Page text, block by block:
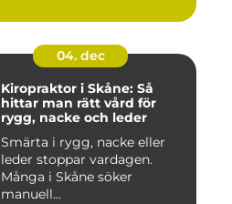
04. dec
Kiropraktor i Skåne: Så
hittar man rätt vård för
rygg, nacke och leder
Smärta i rygg, nacke eller
leder stoppar vardagen.
Många i Skåne söker
manuell...